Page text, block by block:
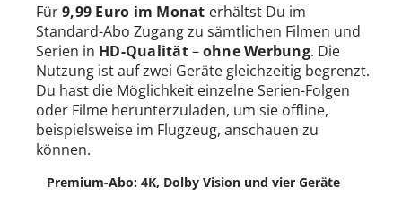
Für9,99 Euro im Monat erhältst Du im
Standard-Abo Zugang zu sämtlichen Filmen und
Serien in HD-Qualität–ohne Werbung. Die
Nutzung ist auf zwei Geräte gleichzeitig begrenzt.
Du hast die Möglichkeit einzelne Serien-Folgen
oder Filme herunterzuladen, um sie offline,
beispielsweise im Flugzeug, anschauen zu
können.
Premium-Abo: 4K, Dolby Vision und vier Geräte